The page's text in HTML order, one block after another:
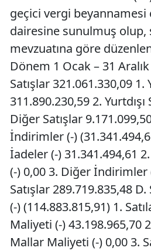
geçici vergi beyannamesi
dairesine sunulmuş olup,
mevzuatına göre
Dönem 1 Ocak – 31
Satışlar 321.061.330,09 1.
311.890.230,59 2. Yurtdışı
Diğer Satışlar
İndirimler (-)
İadeler (-) 31.341.494,61
(-) 0,00 3. Diğer İndirimler
Satışlar 289.719.835,48
(-) (114.883.815,91) 1.
Maliyeti (-) 43.198.965,70
Mallar Maliyeti (-) 0,00 3.